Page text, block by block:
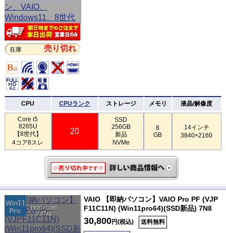
在庫 売り切れ
CPU CPUランク ストレージ メモリ 液晶/解像度
Core i5
8265U
【8世代】
4コア8スレ
20
SSD
256GB
新品
NVMe
8
GB
14インチ
3840×2160
1920×1080
0.87kg
VAIO 【即納パソコン】VAIO Pro PF (VJP
F11C11N) (Win11pro64)(SSD新品) 7N8
30,800円(税込) 送料無料